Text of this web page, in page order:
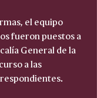
el equipo
fueron puestos a
General de la
a las